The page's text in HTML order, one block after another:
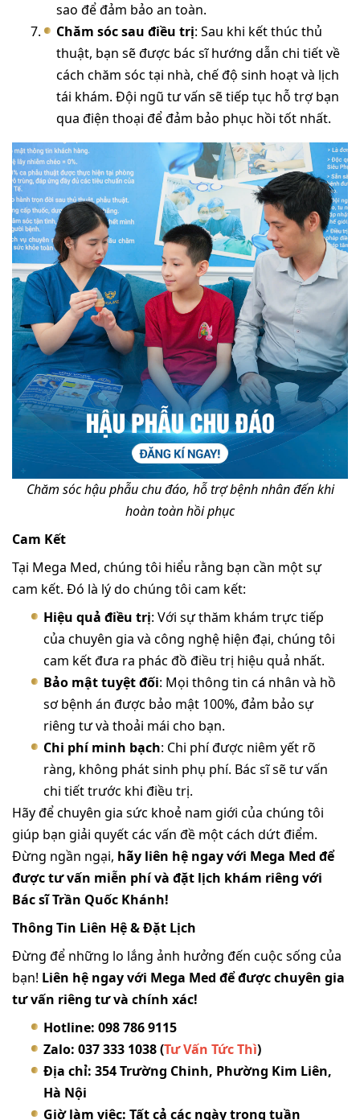
sao để đảm bảo an toàn.
Chăm sóc sau điều trị: Sau khi kết thúc thủ
thuật, bạn sẽ được bác sĩ hướng dẫn chi tiết về
cách chăm sóc tại nhà, chế độ sinh hoạt và lịch
tái khám. Đội ngũ tư vấn sẽ tiếp tục hỗ trợ bạn
qua điện thoại để đảm bảo phục hồi tốt nhất.
Chăm sóc hậu phẫu chu đáo, hỗ trợ bệnh nhân đến khi
hoàn toàn hồi phục
Cam Kết
Tại Mega Med, chúng tôi hiểu rằng bạn cần một sự
cam kết. Đó là lý do chúng tôi cam kết:
Hiệu quả điều trị: Với sự thăm khám trực tiếp
của chuyên gia và công nghệ hiện đại, chúng tôi
cam kết đưa ra phác đồ điều trị hiệu quả nhất.
Bảo mật tuyệt đối: Mọi thông tin cá nhân và hồ
sơ bệnh án được bảo mật 100%, đảm bảo sự
riêng tư và thoải mái cho bạn.
Chi phí minh bạch: Chi phí được niêm yết rõ
ràng, không phát sinh phụ phí. Bác sĩ sẽ tư vấn
chi tiết trước khi điều trị.
Hãy để chuyên gia sức khoẻ nam giới của chúng tôi
giúp bạn giải quyết các vấn đề một cách dứt điểm.
Đừng ngần ngại, hãy liên hệ ngay với Mega Med để
được tư vấn miễn phí và đặt lịch khám riêng với
Bác sĩ Trần Quốc Khánh!
Thông Tin Liên Hệ & Đặt Lịch
Đừng để những lo lắng ảnh hưởng đến cuộc sống của
bạn! Liên hệ ngay với Mega Med để được chuyên gia
tư vấn riêng tư và chính xác!
Hotline: 098 786 9115
Zalo: 037 333 1038 (Tư Vấn Tức Thì)
Địa chỉ: 354 Trường Chinh, Phường Kim Liên,
Hà Nội
Giờ làm việc: Tất cả các ngày trong tuần